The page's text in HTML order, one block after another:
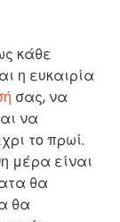
κάθε
η ευκαιρία
σας, να
να
το πρωί.
μέρα είναι
θα
θα